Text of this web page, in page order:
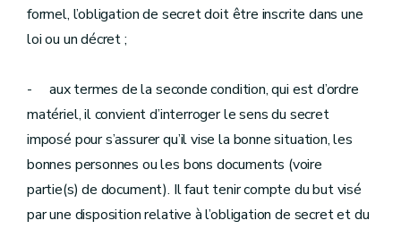
formel, l’obligation de secret doit être inscrite dans une
loi ou un décret ;
- aux termes de la seconde condition, qui est d’ordre
matériel, il convient d’interroger le sens du secret
imposé pour s’assurer qu’il vise la bonne situation, les
bonnes personnes ou les bons documents (voire
partie(s) de document). Il faut tenir compte du but visé
par une disposition relative à l’obligation de secret et du